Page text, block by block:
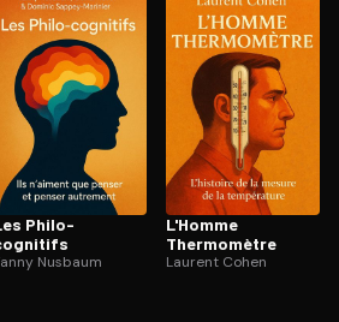
Philo-
Nusbaum
L'Homme
Thermomètre
Laurent Cohen